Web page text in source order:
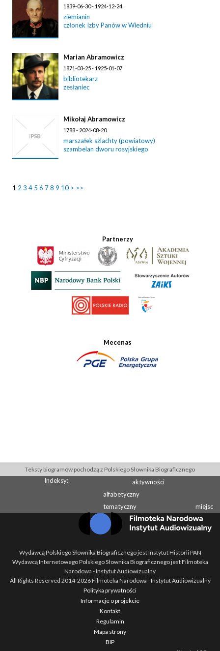
1839-06-30 - 1924-12-24
ziemianin
członek Izby Panów w Wiedniu
Marian Abramowicz
1871-03-25 - 1925-01-07
bibliotekarz
zesłaniec
Mikołaj Abramowicz
1788 - 2024-08-20
marszałek szlachty (powiatowy)
szambelan dworu rosyjskiego
1 2 3 4 5 6 78 9 10 > >>
Partnerzy
Mecenas
Teksty biogramów pochodzą z Polskiego Słownika Biograficznego
Indeksy:
aktywności
alfabetyczny
tematyczny
miejsc
Wydawcą Polskiego Słownika Biograficznego jest Instytut Historii PAN
Wydawcą Internetowego Polskiego Słownika Biograficznego jest Filmoteka
Narodowa - Instytut Audiowizualny
All Rights Reserved 2014-2026Filmoteka Narodowa - Instytut Audiowizualny
Polityka prywatności
Informacje o projekcie
Kontakt
Regulamin
Mapa strony
BIP